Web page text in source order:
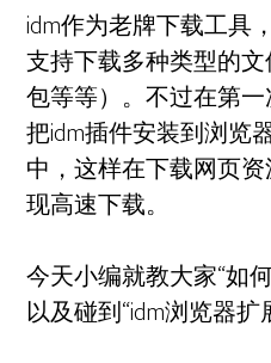
idm作为老牌下载工具
支持下载多种类型的
包等等）。不过在第
把idm插件安装到浏览
中，这样在下载网页
现高速下载。
今天小编就教大家“如
以及碰到“idm浏览器扩